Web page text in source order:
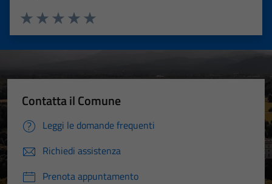
Valuta 5 stelle su 5
Valuta 4 stelle su 5
Valuta 3 stelle su 5
Valuta 2 stelle su 5
Valuta 1 stelle su 5
Contatta il Comune
Leggi le domande frequenti
Richiedi assistenza
Prenota appuntamento